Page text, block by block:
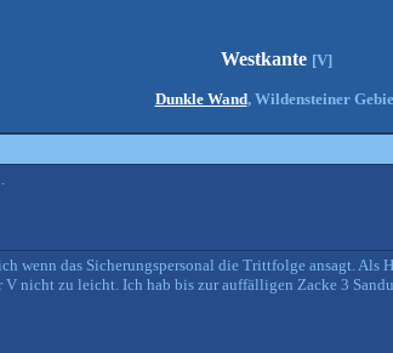
Westkante [V]
Dunkle Wand, Wildensteiner
wenn das Sicherungspersonal die Trittfolge ansagt. Als
V nicht zu leicht. Ich hab bis zur auffälligen Zacke 3